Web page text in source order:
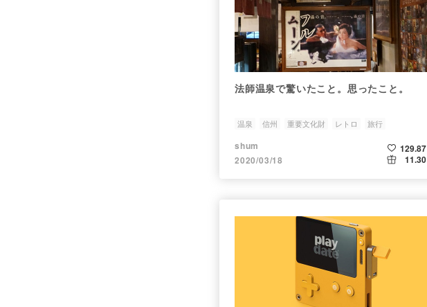
法師温泉で驚いたこと。思ったこと。
温泉 信州 重要文化財 レトロ 旅行
shum
2020/03/18
129.87
11.30